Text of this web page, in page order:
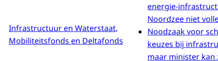
Infrastructuur en Waterstaat,
Mobiliteitsfonds en Deltafonds
energie-
Noordzee niet
Noodzaak voor
keuzes bij
maar minister kan